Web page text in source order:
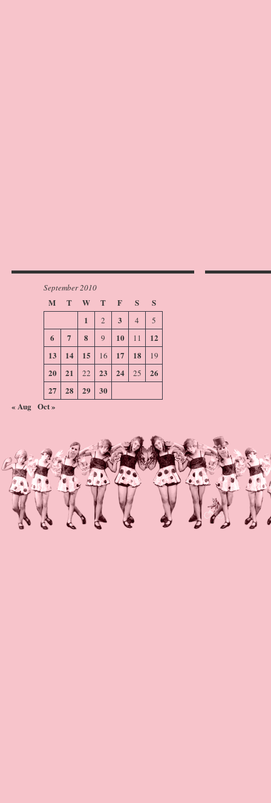
September 2010
M T W T F S
S
1
2 3 4 5
6 7 8 9 10 11
12
13
14 15 16 17 18 19
20 21 22 23 24 25
26
27
28 29
30
« Aug Oct »